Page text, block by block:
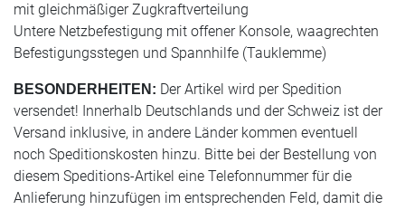
mit gleichmäßiger Zugkraftverteilung
Untere Netzbefestigung mit offener Konsole, waagrechten
Befestigungsstegen und Spannhilfe (Tauklemme)
BESONDERHEITEN: Der Artikel wird per Spedition
versendet! Innerhalb Deutschlands und der Schweiz ist der
Versand inklusive, in andere Länder kommen eventuell
noch Speditionskosten hinzu. Bitte bei der Bestellung von
diesem Speditions-Artikel eine Telefonnummer für die
Anlieferung hinzufügen im entsprechenden Feld, damit die